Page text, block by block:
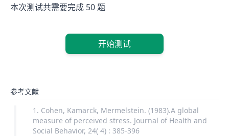
本次测试共需要完成 50 题
开始测试
参考文献
Cohen, Kamarck, Mermelstein. (1983).A global
measure of perceived stress. Journal of Health and
Social Behavior, 24( 4) : 385-396